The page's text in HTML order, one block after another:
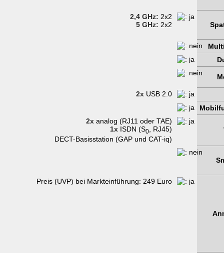
2,4 GHz: 2x2
5 GHz: 2x2
2x USB 2.0
2x analog (RJ11 oder TAE)
1x ISDN (S0, RJ45)
DECT-Basisstation (GAP und CAT-iq)
Preis (UVP) bei Markteinführung: 249 Euro